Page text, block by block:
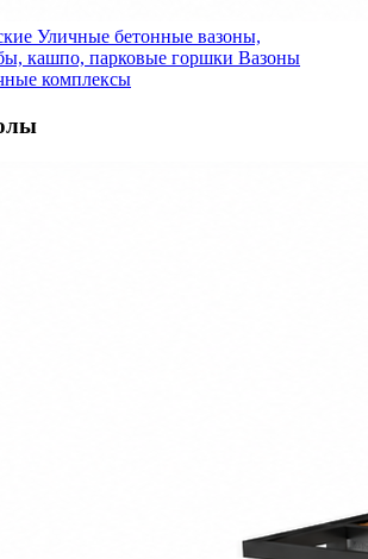
Уличные бетонные вазоны,
кашпо, парковые горшки Вазоны
комплексы